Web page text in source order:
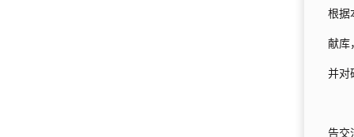
根据
献库
并对
告交